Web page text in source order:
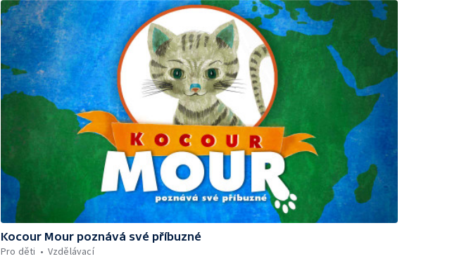
Kocour Mour poznává své příbuzné
Pro děti
Vzdělávací